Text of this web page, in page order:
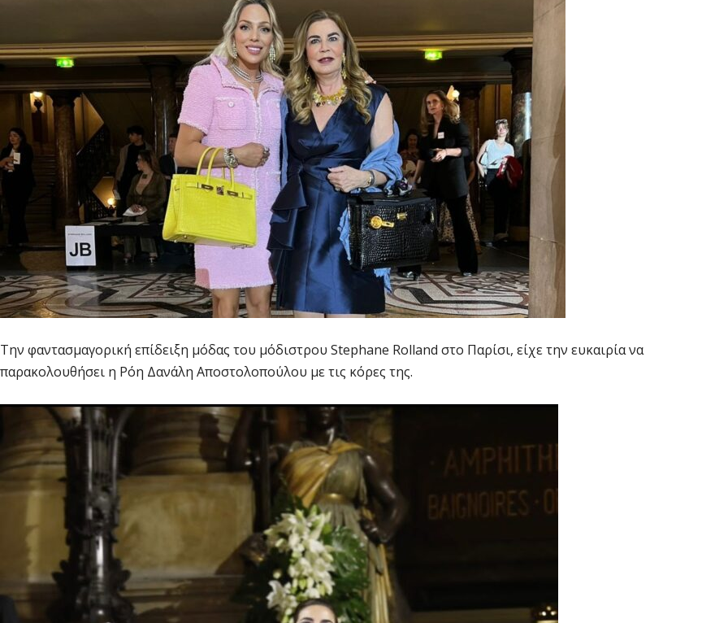
Την φαντασμαγορική επίδειξη μόδας του μόδιστρου Stephane Rolland στο Παρίσι, είχε την ευκαιρία να
παρακολουθήσει η Ρόη Δανάλη Αποστολοπούλου με τις κόρες της.